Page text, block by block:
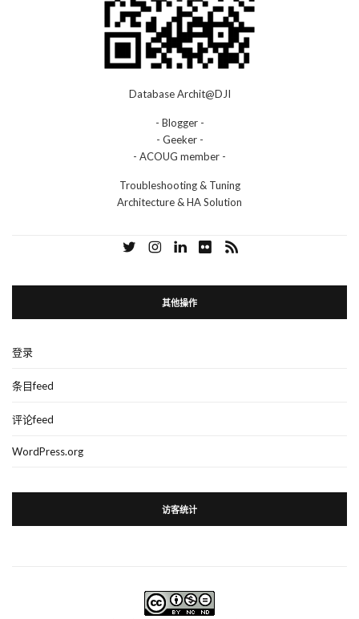
Database Archit@DJI
- Blogger -
- Geeker -
- ACOUG member -
Troubleshooting & Tuning
Architecture & HA Solution
其他操作
登录
条目feed
评论feed
WordPress.org
访客统计